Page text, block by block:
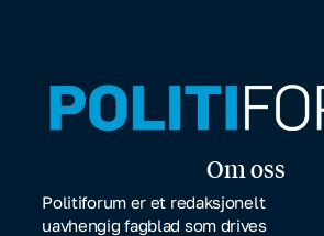
Om oss
Politiforum er et redaksjonelt
uavhengig fagblad som drives